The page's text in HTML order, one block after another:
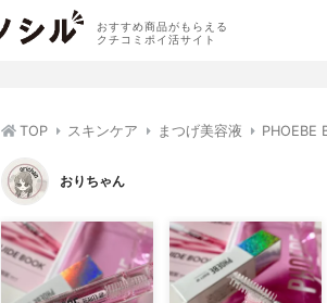
おすすめ商品がもらえる
クチコミポイ活サイト
TOP スキンケア まつげ美容液 PHOEBE
おりちゃん